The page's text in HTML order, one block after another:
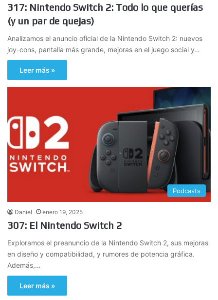
317: Nintendo Switch 2: Todo lo que querías
(y un par de quejas)
Analizamos el anuncio oficial de la Nintendo Switch 2: nuevos
joy-cons, pantalla más grande, mejoras en el juego social y…
Leer más »
Podcasts
Daniel enero 19, 2025
307: El Nintendo Switch 2
Exploramos el preanuncio de la Nintendo Switch 2, sus mejoras
en diseño y compatibilidad, y rumores de potencia gráfica.
Además,…
Leer más »